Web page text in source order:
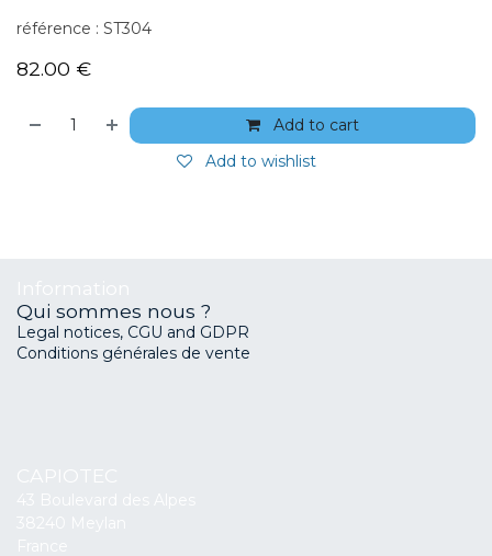
référence : ST304
82.00 €
Add to cart
Add to wishlist
Qui sommes nous ?
Legal notices, CGU and GDPR
Conditions générales de vente